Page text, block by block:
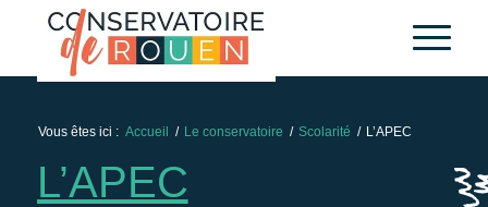
L’APEC
Vous êtes ici : Accueil / Le conservatoire / Scolarité / L’APEC